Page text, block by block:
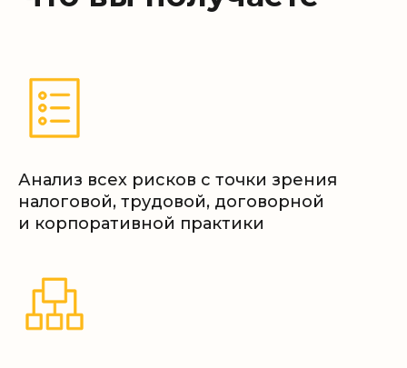
Анализ всех рисков с точки зрения
налоговой, трудовой, договорной
и корпоративной практики
Довольный клиент
Выполнение услуги